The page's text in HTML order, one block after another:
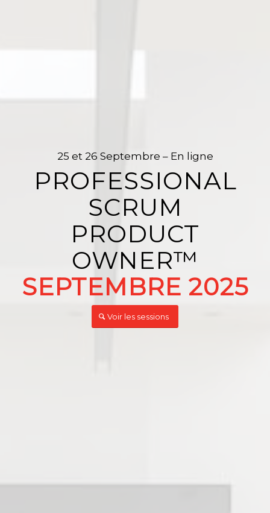
25 et 26 Septembre – En ligne
PROFESSIONAL
SCRUM
PRODUCT
OWNER™️
SEPTEMBRE 2025
Voir les sessions